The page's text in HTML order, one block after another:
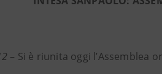
– Si è riunita oggi l’Assemblea